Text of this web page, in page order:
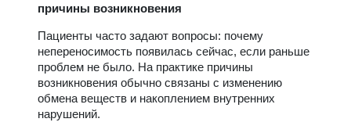
причины возникновения
Пациенты часто задают вопросы: почему
непереносимость появилась сейчас, если раньше
проблем не было. На практике причины
возникновения обычно связаны с изменению
обмена веществ и накоплением внутренних
нарушений.